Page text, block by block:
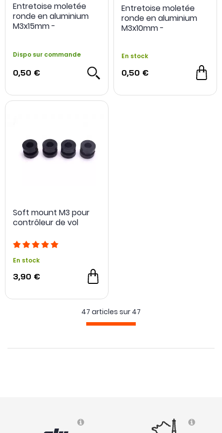
Entretoise moletée
ronde en aluminium
M3x15mm -
Dispo sur commande
0,50 €
Entretoise moletée
ronde en aluminium
M3x10mm -
En stock
0,50 €
Soft mount M3 pour
contrôleur de vol
En stock
3,90 €
47 articles sur 47